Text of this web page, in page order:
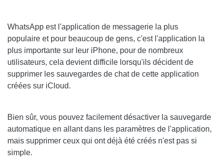
WhatsApp est l'application de messagerie la plus
populaire et pour beaucoup de gens, c'est l'application la
plus importante sur leur iPhone, pour de nombreux
utilisateurs, cela devient difficile lorsqu'ils décident de
supprimer les sauvegardes de chat de cette application
créées sur iCloud.
Bien sûr, vous pouvez facilement désactiver la sauvegarde
automatique en allant dans les paramètres de l'application,
mais supprimer ceux qui ont déjà été créés n'est pas si
simple.